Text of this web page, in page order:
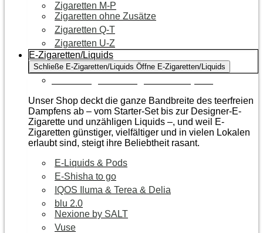
Zigaretten M-P
Zigaretten ohne Zusätze
Zigaretten Q-T
Zigaretten U-Z
E-Zigaretten/Liquids
Schließe E-Zigaretten/Liquids Öffne E-Zigaretten/Liquids
Unser Shop deckt die ganze Bandbreite des teerfreien
Dampfens ab – vom Starter-Set bis zur Designer-E-
Zigarette und unzähligen Liquids –, und weil E-
Zigaretten günstiger, vielfältiger und in vielen Lokalen
erlaubt sind, steigt ihre Beliebtheit rasant.
E-Liquids & Pods
E-Shisha to go
IQOS Iluma & Terea & Delia
blu 2.0
Nexione by SALT
Vuse